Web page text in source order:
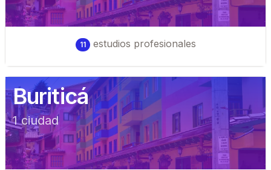
11 estudios profesionales
Buriticá
1ciudad